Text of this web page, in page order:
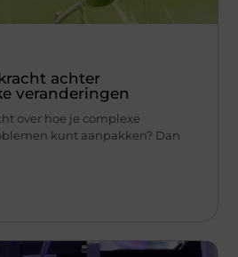
achter
veranderingen
over hoe je complexe
kunt aanpakken? Dan